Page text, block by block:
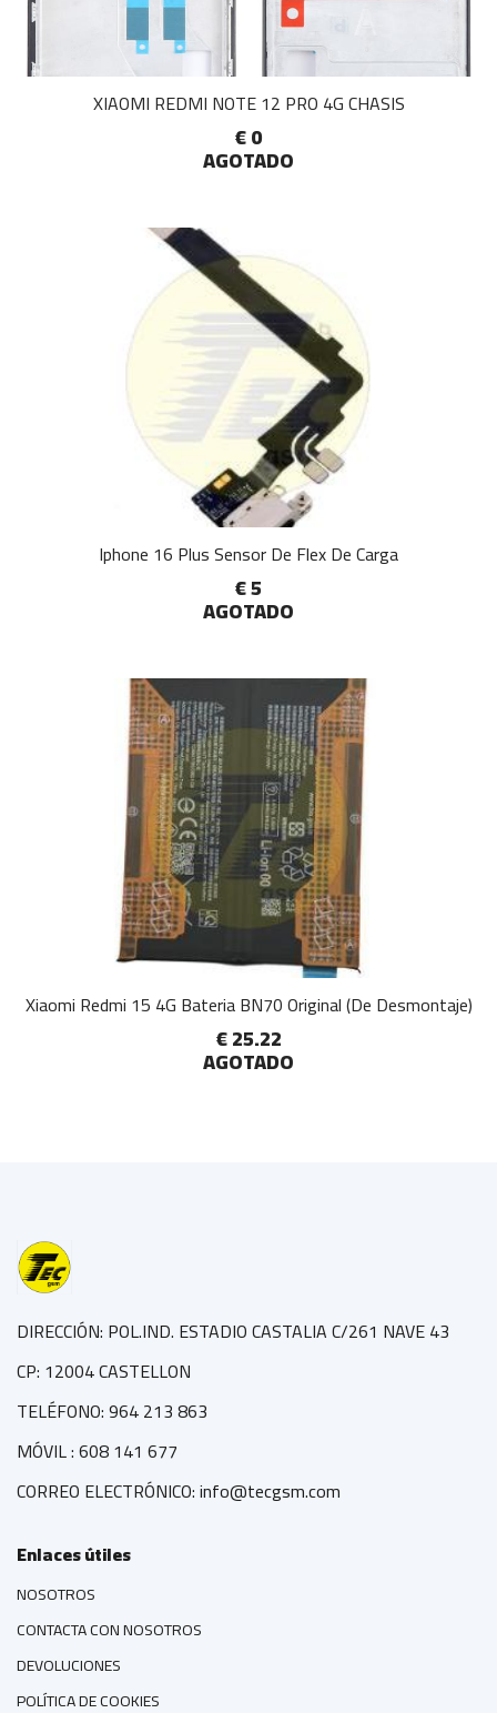
XIAOMI REDMI NOTE 12 PRO 4G CHASIS
€ 0
AGOTADO
Iphone 16 Plus Sensor De Flex De Carga
€ 5
AGOTADO
Xiaomi Redmi 15 4G Bateria BN70 Original (De Desmontaje)
€ 25.22
AGOTADO
DIRECCIÓN: POL.IND. ESTADIO CASTALIA C/261 NAVE 43
CP: 12004 CASTELLON
TELÉFONO: 964 213 863
MÓVIL : 608 141 677
CORREO ELECTRÓNICO: info@tecgsm.com
Enlaces útiles
NOSOTROS
CONTACTA CON NOSOTROS
DEVOLUCIONES
POLÍTICA DE COOKIES